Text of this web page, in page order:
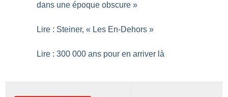
dans une époque obscure »
Lire : Steiner, « Les En-Dehors »
Lire : 300 000 ans pour en arriver là